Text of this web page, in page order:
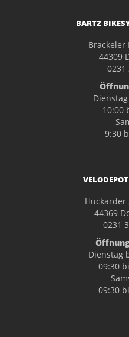
BARTZ
Brackeler
44309
0231
10:00
9:30
Huckarder
44369
0231
Dienstag
09:30
09:30